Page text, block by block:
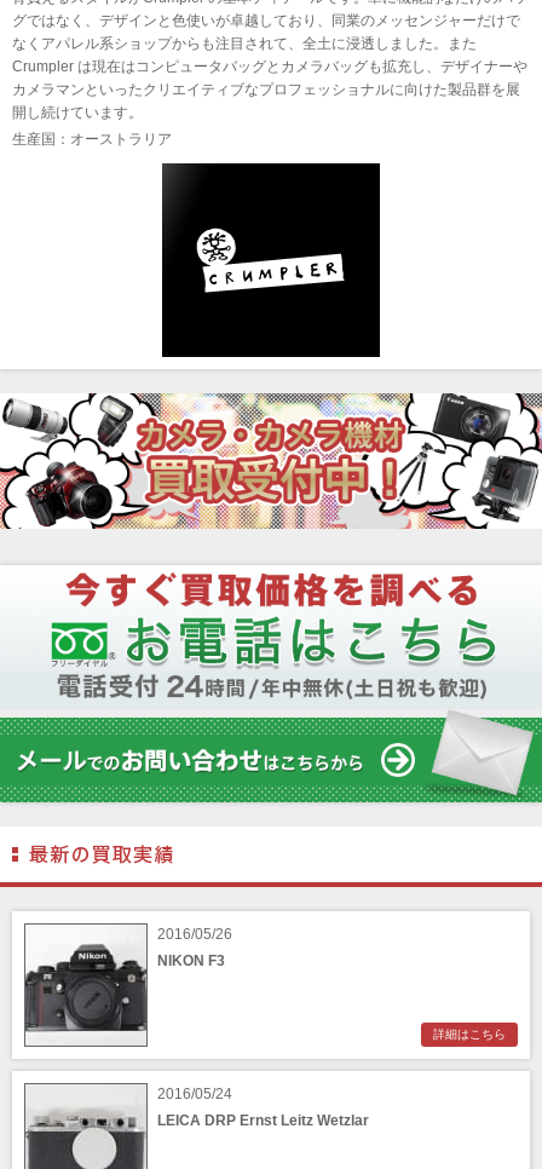
グではなく、デザインと色使いが卓越しており、同業のメッセンジャーだけで
なくアパレル系ショップからも注目されて、全土に浸透しました。また
Crumpler は現在はコンピュータバッグとカメラバッグも拡充し、デザイナーや
カメラマンといったクリエイティブなプロフェッショナルに向けた製品群を展
開し続けています。
生産国：オーストラリア
2016/05/26
NIKON F3
詳細はこちら
2016/05/24
LEICA DRP Ernst Leitz Wetzlar